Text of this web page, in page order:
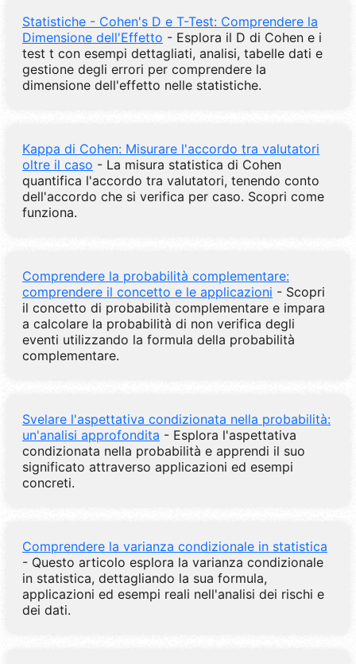
Statistiche - Cohen's D e T-Test: Comprendere la
Dimensione dell'Effetto - Esplora il D di Cohen e i
test t con esempi dettagliati, analisi, tabelle dati e
gestione degli errori per comprendere la
dimensione dell'effetto nelle statistiche.
Kappa di Cohen: Misurare l'accordo tra valutatori
oltre il caso - La misura statistica di Cohen
quantifica l'accordo tra valutatori, tenendo conto
dell'accordo che si verifica per caso. Scopri come
funziona.
Comprendere la probabilità complementare:
comprendere il concetto e le applicazioni - Scopri
il concetto di probabilità complementare e impara
a calcolare la probabilità di non verifica degli
eventi utilizzando la formula della probabilità
complementare.
Svelare l'aspettativa condizionata nella probabilità:
un'analisi approfondita - Esplora l'aspettativa
condizionata nella probabilità e apprendi il suo
significato attraverso applicazioni ed esempi
concreti.
Comprendere la varianza condizionale in statistica
- Questo articolo esplora la varianza condizionale
in statistica, dettagliando la sua formula,
applicazioni ed esempi reali nell'analisi dei rischi e
dei dati.